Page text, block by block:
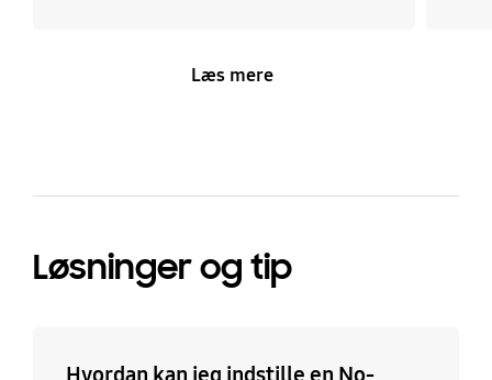
Læs mere
Løsninger og tip
Hvordan kan jeg indstille en No-